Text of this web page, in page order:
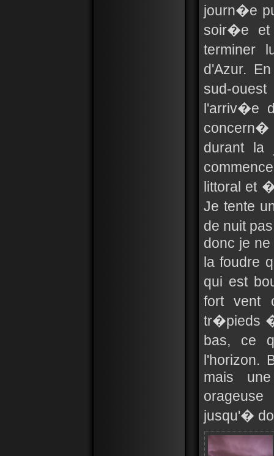
journ�e
soir�e et
terminer
d'Azur.
sud-
l'arriv�e
durant la
littoral et
Je tente
de nuit
donc je
la foudre
qui est
fort vent
tr�pieds
bas, ce
l'horizon.
mais
jusqu'�